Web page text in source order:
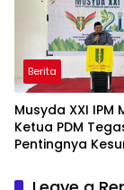
Berita
Musyda XXI IPM
Ketua PDM
Pentingnya